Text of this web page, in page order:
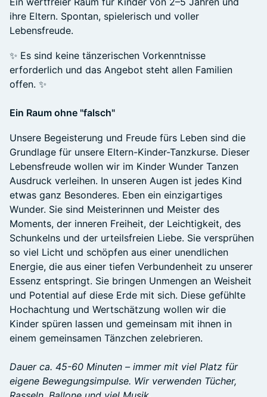
ihre Eltern. Spontan, spielerisch und voller
Lebensfreude.
✨ Es sind keine tänzerischen Vorkenntnisse
erforderlich und das Angebot steht allen Familien
offen. ✨
Ein Raum ohne "falsch"
Unsere Begeisterung und Freude fürs Leben sind die
Grundlage für unsere Eltern-Kinder-Tanzkurse. Dieser
Lebensfreude wollen wir im Kinder Wunder Tanzen
Ausdruck verleihen. In unseren Augen ist jedes Kind
etwas ganz Besonderes. Eben ein einzigartiges
Wunder. Sie sind Meisterinnen und Meister des
Moments, der inneren Freiheit, der Leichtigkeit, des
Schunkelns und der urteilsfreien Liebe. Sie versprühen
so viel Licht und schöpfen aus einer unendlichen
Energie, die aus einer tiefen Verbundenheit zu unserer
Essenz entspringt. Sie bringen Unmengen an Weisheit
und Potential auf diese Erde mit sich. Diese gefühlte
Hochachtung und Wertschätzung wollen wir die
Kinder spüren lassen und gemeinsam mit ihnen in
einem gemeinsamen Tänzchen zelebrieren.
Dauer ca. 45-60 Minuten – immer mit viel Platz für
eigene Bewegungsimpulse. Wir verwenden Tücher,